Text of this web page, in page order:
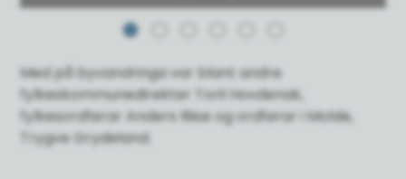
Med på byvandringa var blant andre
fylkeskommunedirektør Toril Hovdenak,
fylkesordførar Anders Riise og ordførar i Molde,
Trygve Grydeland.